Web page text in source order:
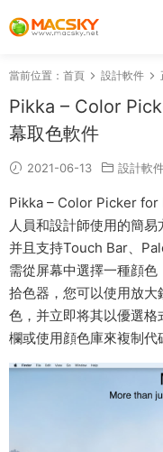
當前位置： 首頁 設計軟件
Pikka – Color
幕取色軟件
2021-06-13 設計軟
Pikka – Color Picker for
人員和設計師使用的簡易
并且支持Touch Bar、
需從屏幕中選擇一種顔
拾色器，您可以使用放
色，并立即将其以優選
欄或使用顔色庫來複制代